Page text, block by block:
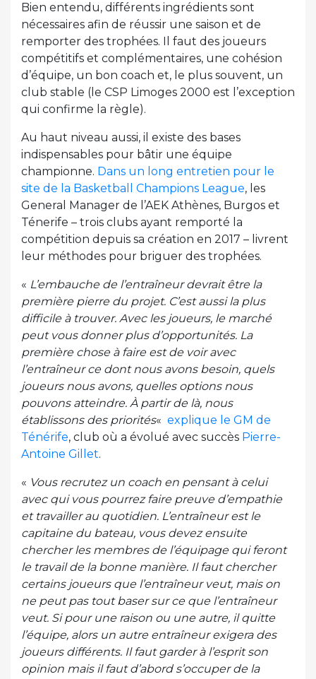
Bien entendu, différents ingrédients sont
nécessaires afin de réussir une saison et de
remporter des trophées. Il faut des joueurs
compétitifs et complémentaires, une cohésion
d’équipe, un bon coach et, le plus souvent, un
club stable (le CSP Limoges 2000 est l’exception
qui confirme la règle).
Au haut niveau aussi, il existe des bases
indispensables pour bâtir une équipe
championne. Dans un long entretien pour le
site de la Basketball Champions League, les
General Manager de l’AEK Athènes, Burgos et
Ténerife – trois clubs ayant remporté la
compétition depuis sa création en 2017 – livrent
leur méthodes pour briguer des trophées.
« L’embauche de l’entraîneur devrait être la
première pierre du projet. C’est aussi la plus
difficile à trouver. Avec les joueurs, le marché
peut vous donner plus d’opportunités. La
première chose à faire est de voir avec
l’entraîneur ce dont nous avons besoin, quels
joueurs nous avons, quelles options nous
pouvons atteindre. À partir de là, nous
établissons des priorités« explique le GM de
Ténérife, club où a évolué avec succès Pierre-
Antoine Gillet.
« Vous recrutez un coach en pensant à celui
avec qui vous pourrez faire preuve d’empathie
et travailler au quotidien. L’entraîneur est le
capitaine du bateau, vous devez ensuite
chercher les membres de l’équipage qui feront
le travail de la bonne manière. Il faut chercher
certains joueurs que l’entraîneur veut, mais on
ne peut pas tout baser sur ce que l’entraîneur
veut. Si pour une raison ou une autre, il quitte
l’équipe, alors un autre entraîneur exigera des
joueurs différents. Il faut garder à l’esprit son
opinion mais il faut d’abord s’occuper de la